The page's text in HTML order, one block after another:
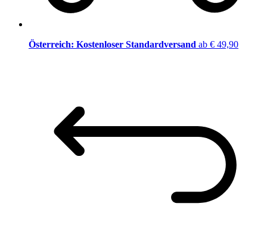
Österreich: Kostenloser Standardversand ab € 49,90